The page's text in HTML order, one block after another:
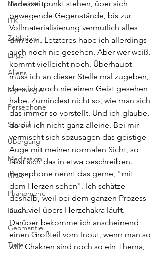
Medialität
ITK
Zeitlinien
Engel
Aliens
Mythologie
Persephone
Special
Übergang
Meditation
UNA
Phänomene
Rituale
Geomantie
Tiere
Todeszeitpunkt stehen, über sich
bewegende Gegenstände, bis zur
Vollmaterialisierung vermutlich alles
drin sein. Letzteres habe ich allerdings
auch noch nie gesehen. Aber wer weiß,
kommt vielleicht noch. Überhaupt
muss ich an dieser Stelle mal zugeben,
dass ich noch nie einen Geist gesehen
habe. Zumindest nicht so, wie man sich
das immer so vorstellt. Und ich glaube,
da bin ich nicht ganz alleine. Bei mir
vermischt sich sozusagen das geistige
Auge mit meiner normalen Sicht, so
lässt sich das in etwa beschreiben.
Persephone nennt das gerne, "mit
dem Herzen sehen". Ich schätze
deshalb, weil bei dem ganzen Prozess
auch viel übers Herzchakra läuft.
Darüber bekomme ich anscheinend
einen Großteil vom Input, wenn man so
will. Chakren sind noch so ein Thema,